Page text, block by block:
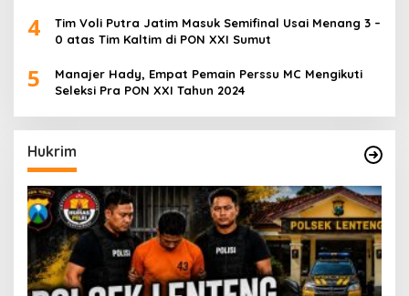
4
Tim Voli Putra Jatim Masuk Semifinal Usai Menang 3 –
0 atas Tim Kaltim di PON XXI Sumut
5
Manajer Hady, Empat Pemain Perssu MC Mengikuti
Seleksi Pra PON XXI Tahun 2024
Hukrim